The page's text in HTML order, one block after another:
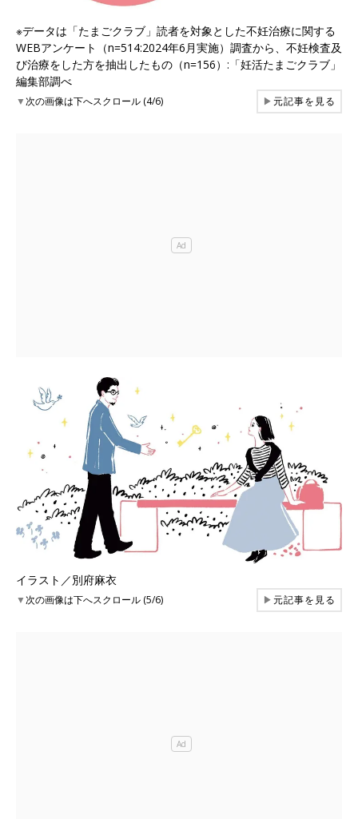
※データは「たまごクラブ」読者を対象とした不妊治療に関する
WEBアンケート（n=514:2024年6月実施）調査から、不妊検査及
び治療をした方を抽出したもの（n=156）:「妊活たまごクラブ」
編集部調べ
▼次の画像は下へスクロール (4/6) ▶元記事を見る
イラスト／別府麻衣
▼次の画像は下へスクロール (5/6) ▶元記事を見る